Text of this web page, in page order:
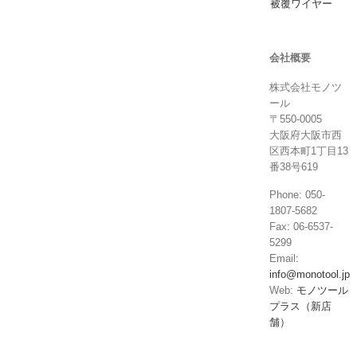
会社概要
株式会社モノツ
ール
〒550-0005
大阪府大阪市西
区西本町1丁目13
番38号619
Phone: 050-
1807-5682
Fax: 06-6537-
5299
Email:
info@monotool.jp
Web: モノツール
プラス（新店
舗）